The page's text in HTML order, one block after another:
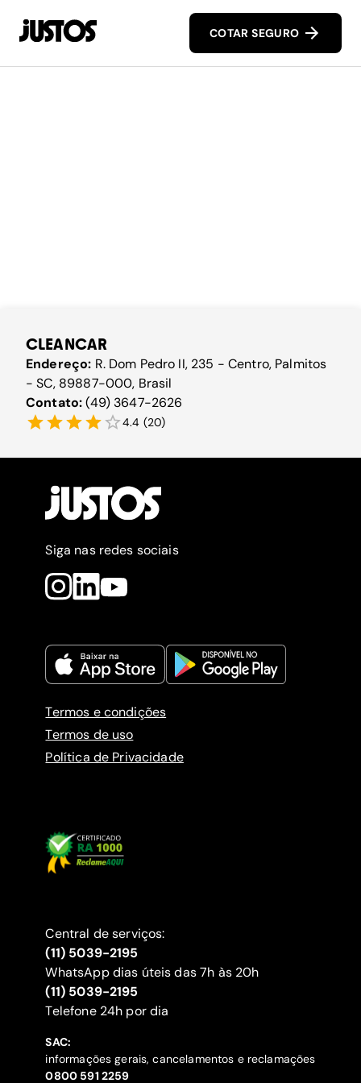
COTAR SEGURO
CLEANCAR
Endereço: R. Dom Pedro II, 235 - Centro, Palmitos
- SC, 89887-000, Brasil
Contato:(49) 3647-2626
4.4 (20)
Siga nas redes sociais
Termos e condições
Termos de uso
Política de Privacidade
Central de serviços:
(11) 5039-2195
WhatsApp dias úteis das 7h às 20h
(11) 5039-2195
‍Telefone 24h por dia
SAC:
informações gerais, cancelamentos e reclamações
‍0800 591 2259